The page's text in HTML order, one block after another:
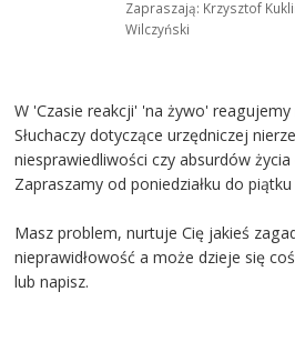
Zapraszają: Krzysztof
Wilczyński
W 'Czasie reakcji' 'na żywo' reagujemy
Słuchaczy dotyczące urzędniczej
niesprawiedliwości czy absurdów
Zapraszamy od poniedziałku do
Masz problem, nurtuje Cię jakieś
nieprawidłowość a może dzieje się
lub napisz.